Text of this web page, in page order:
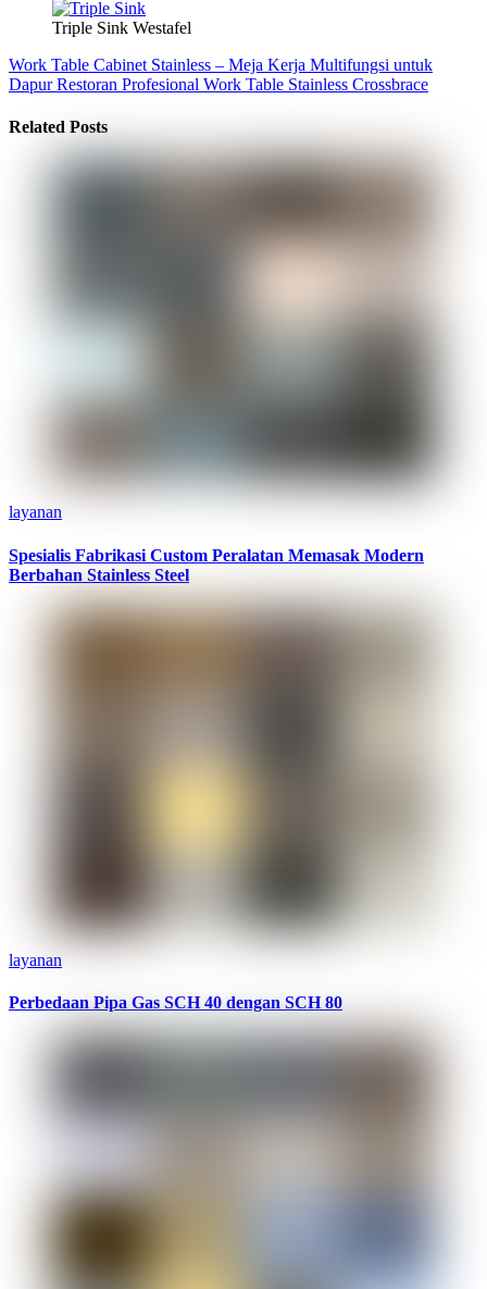
Triple Sink Westafel
Work Table Cabinet Stainless – Meja Kerja Multifungsi untuk
Dapur Restoran Profesional Work Table Stainless Crossbrace
Related Posts
layanan
Spesialis Fabrikasi Custom Peralatan Memasak Modern
Berbahan Stainless Steel
layanan
Perbedaan Pipa Gas SCH 40 dengan SCH 80